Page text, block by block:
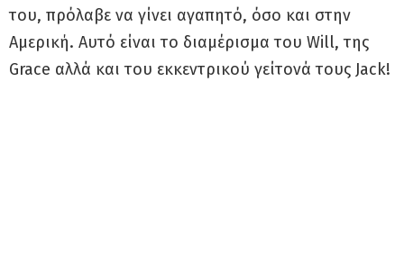
του, πρόλαβε να γίνει αγαπητό, όσο και στην
Αμερική. Αυτό είναι το διαμέρισμα του Will, της
Grace αλλά και του εκκεντρικού γείτονά τους Jack!